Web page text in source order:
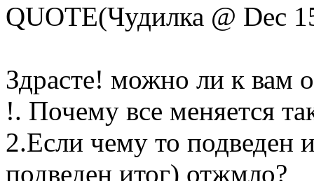
QUOTE(Чудилка @ Dec
Здрасте! можно ли к вам
!. Почему все меняется
2.Если чему то подведен
подведен итог) отжмло?